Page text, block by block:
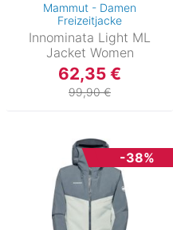
Mammut - Damen
Freizeitjacke
Innominata Light ML
Jacket Women
62,35 €
99,90 €
-38%